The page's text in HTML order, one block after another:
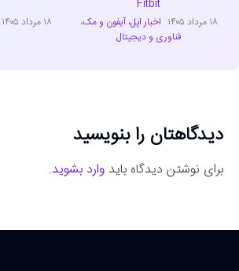
Fitbit
۱۸ مرداد ۱۴۰۵ اخبار اپل، آیفون و مک،
فناوری و دیجیتال
۱۸ مرداد ۱۴۰۵
دیدگاهتان را بنویسید
برای نوشتن دیدگاه باید وارد بشوید.